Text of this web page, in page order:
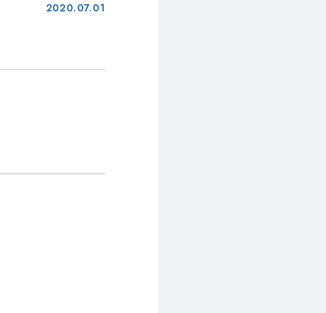
2020.07.01